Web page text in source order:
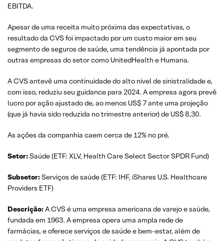
EBITDA.
Apesar de uma receita muito próxima das expectativas, o
resultado da CVS foi impactado por um custo maior em seu
segmento de seguros de saúde, uma tendência já apontada por
outras empresas do setor como UnitedHealth e Humana.
A CVS antevê uma continuidade do alto nível de sinistralidade e,
com isso, reduziu seu guidance para 2024. A empresa agora prevê
lucro por ação ajustado de, ao menos US$ 7 ante uma projeção
(que já havia sido reduzida no trimestre anterior) de US$ 8,30.
As ações da companhia caem cerca de 12% no pré.
Setor:Saúde (ETF: XLV, Health Care Select Sector SPDR Fund)
Subsetor:Serviços de saúde (ETF: IHF, iShares U.S. Healthcare
Providers ETF)
Descrição:A CVS é uma empresa americana de varejo e saúde,
fundada em 1963. A empresa opera uma ampla rede de
farmácias, e oferece serviços de saúde e bem-estar, além de